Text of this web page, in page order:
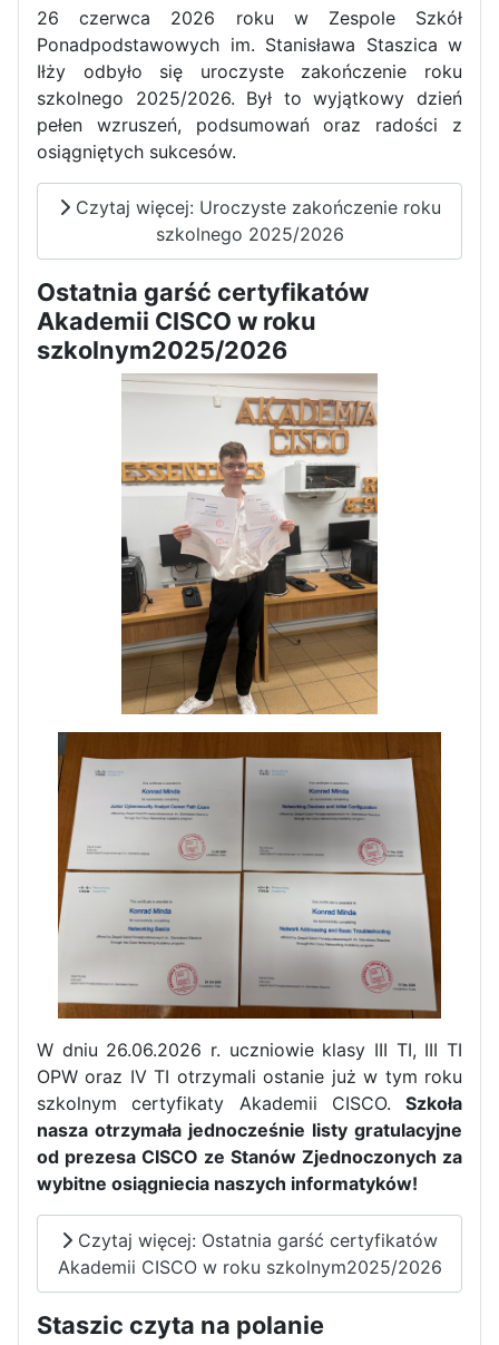
Dni Otwarte w „Staszicu” za
nami
Informatycy zapraszają do
Staszica w Iłży!
Zakończenie roku maturzystów
Zakończenie praktyk w
Portugalii
Rozpoczęcie kampanii „Gotowi
na kryzys” w ZSP w Iłży
Pierwszy tydzień praktyk
zawodowych naszych uczniów
w Portugalii za nami!
26 czerwca 2026 roku w Zespole Szkół
Ponadpodstawowych im. Stanisława Staszica w
Iłży odbyło się uroczyste zakończenie roku
szkolnego 2025/2026. Był to wyjątkowy dzień
pełen wzruszeń, podsumowań oraz radości z
osiągniętych sukcesów.
Czytaj więcej: Uroczyste zakończenie roku
szkolnego 2025/2026
Ostatnia garść certyfikatów
Akademii CISCO w roku
szkolnym2025/2026
W dniu 26.06.2026 r. uczniowie klasy III TI, III TI
OPW oraz IV TI otrzymali ostanie już w tym roku
szkolnym certyfikaty Akademii CISCO. Szkoła
nasza otrzymała jednocześnie listy gratulacyjne
od prezesa CISCO ze Stanów Zjednoczonych za
wybitne osiągniecia naszych informatyków!
Czytaj więcej: Ostatnia garść certyfikatów
Akademii CISCO w roku szkolnym2025/2026
Staszic czyta na polanie